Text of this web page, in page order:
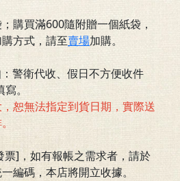
購買滿600隨附贈一個紙袋，
方式，請至賣場加購。
警衛代收、假日不方便收件
。
恕無法指定到貨日期，實際送
]，如有報帳之需求者，請於
編碼，本店將開立收據。